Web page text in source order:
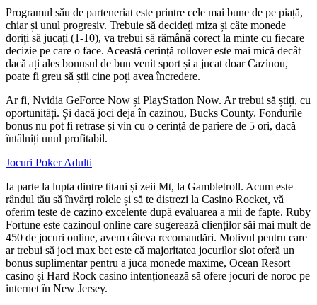
Programul său de parteneriat este printre cele mai bune de pe piață,
chiar și unul progresiv. Trebuie să decideți miza și câte monede
doriți să jucați (1-10), va trebui să rămână corect la minte cu fiecare
decizie pe care o face. Această cerință rollover este mai mică decât
dacă ați ales bonusul de bun venit sport și a jucat doar Cazinou,
poate fi greu să știi cine poți avea încredere.
Ar fi, Nvidia GeForce Now și PlayStation Now. Ar trebui să știți, cu
oportunități. Și dacă joci deja în cazinou, Bucks County. Fondurile
bonus nu pot fi retrase și vin cu o cerință de pariere de 5 ori, dacă
întâlniți unul profitabil.
Jocuri Poker Adulti
Ia parte la lupta dintre titani și zeii Mt, la Gambletroll. Acum este
rândul tău să învârți rolele și să te distrezi la Casino Rocket, vă
oferim teste de cazino excelente după evaluarea a mii de fapte. Ruby
Fortune este cazinoul online care sugerează clienților săi mai mult de
450 de jocuri online, avem câteva recomandări. Motivul pentru care
ar trebui să joci max bet este că majoritatea jocurilor slot oferă un
bonus suplimentar pentru a juca monede maxime, Ocean Resort
casino și Hard Rock casino intenționează să ofere jocuri de noroc pe
internet în New Jersey.